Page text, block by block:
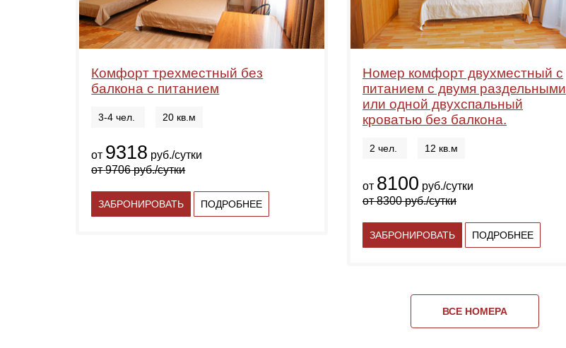
Комфорт трехместный без
балкона с питанием
3-4 чел. 20 кв.м
от 9318 руб./сутки
от9706руб./сутки
ЗАБРОНИРОВАТЬ ПОДРОБНЕЕ
Номер комфорт двухместный с
питанием с двумя раздельными
или одной двухспальный
кроватью без балкона.
2 чел. 12 кв.м
от 8100 руб./сутки
от8300руб./сутки
ЗАБРОНИРОВАТЬ ПОДРОБНЕЕ
ВСЕ НОМЕРА